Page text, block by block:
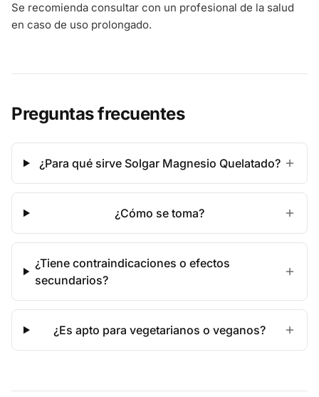
Se recomienda consultar con un profesional de la salud
en caso de uso prolongado.
Preguntas frecuentes
¿Para qué sirve Solgar Magnesio Quelatado?
¿Cómo se toma?
¿Tiene contraindicaciones o efectos
secundarios?
¿Es apto para vegetarianos o veganos?